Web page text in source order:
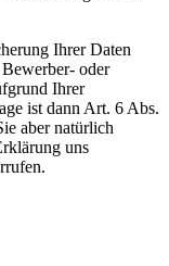
Ihrer Daten
oder
Ihrer
ist dann Art. 6 Abs.
aber natürlich
uns